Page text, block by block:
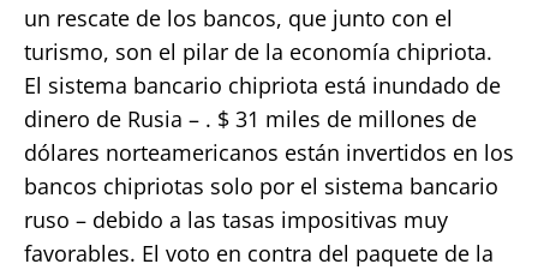
un rescate de los bancos, que junto con el
turismo, son el pilar de la economía chipriota.
El sistema bancario chipriota está inundado de
dinero de Rusia – . $ 31 miles de millones de
dólares norteamericanos están invertidos en los
bancos chipriotas solo por el sistema bancario
ruso – debido a las tasas impositivas muy
favorables. El voto en contra del paquete de la